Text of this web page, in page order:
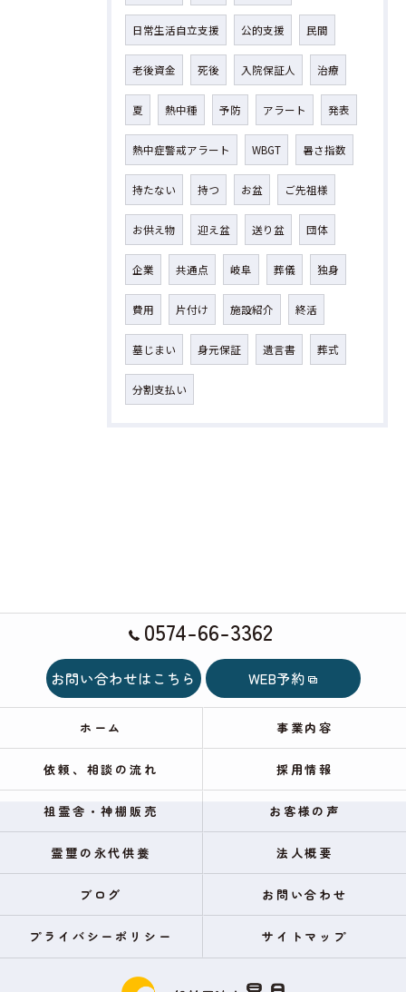
日常生活自立支援 公的支援 民間
老後資金 死後 入院保証人 治療
夏 熱中種 予防 アラート 発表
熱中症警戒アラート WBGT 暑さ指数
持たない 持つ お盆 ご先祖様
お供え物 迎え盆 送り盆 団体
企業 共通点 岐阜 葬儀 独身
費用 片付け 施設紹介 終活
墓じまい 身元保証 遺言書 葬式
分割支払い
0574-66-3362
お問い合わせはこちら WEB予約
ホーム 事業内容
依頼、相談の流れ 採用情報
祖霊舎・神棚販売 お客様の声
霊璽の永代供養 法人概要
ブログ お問い合わせ
プライバシーポリシー サイトマップ